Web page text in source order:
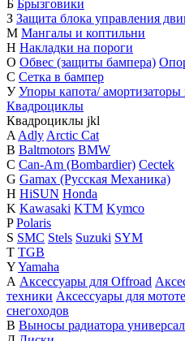
Б Брызговики
З Защита блока управления
М Мангалы и коптильни
Н Накладки на пороги
О Обвес (защиты бампера)
С Сетка в бампер
У Упоры капота/ амортизаторы
Квадроциклы
Квадроциклы jkl
A Adly Arctic Cat
B Baltmotors BMW
C Can-Am (Bombardier) Cectek
G Gamax (Русская Механика)
H HiSUN Honda
K Kawasaki KTM Kymco
P Polaris
S SMC Stels Suzuki SYM
T TGB
YYamaha
А Аксессуары для Offroad
техники Аксессуары для
снегоходов
В Выносы радиатора